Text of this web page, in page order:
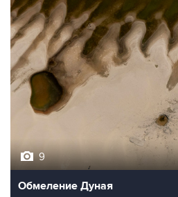
9
Обмеление Дуная